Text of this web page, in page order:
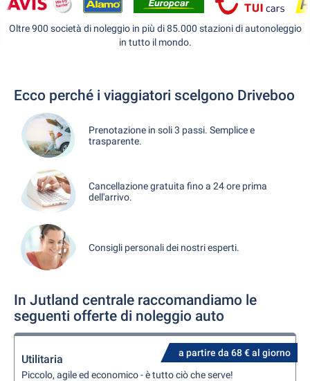
Oltre 900 società di noleggio in più di 85.000 stazioni di autonoleggio
in tutto il mondo.
Ecco perché i viaggiatori scelgono Driveboo
Prenotazione in soli 3 passi. Semplice e
trasparente.
Cancellazione gratuita fino a 24 ore prima
dell'arrivo.
Consigli personali dei nostri esperti.
In Jutland centrale raccomandiamo le
seguenti offerte di noleggio auto
a partire da 68 € al giorno
Utilitaria
Piccolo, agile ed economico - è tutto ciò che serve!